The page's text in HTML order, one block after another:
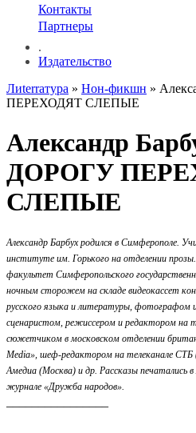
Контакты
Партнеры
.
Издательство
Лиterraтура » Нон-фикшн »
ПЕРЕХОДЯТ СЛЕПЫЕ
Александр
ДОРОГУ
СЛЕПЫЕ
Александр Барбух родился в Симферополе.
институте им. Горького на отделении
факультет Симферопольского
ночным сторожем на складе видеокассет
русского языка и литературы, фотографом
сценаристом, режиссером и редактором на
сюжетчиком в московском отделении
Media», шеф-редактором на телеканале СТБ
Амедиа (Москва) и др. Рассказы печатались в
журнале «Дружба народов».